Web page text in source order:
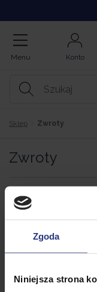
Zgoda
Niniejsza strona
Menu Konto
Sklep Zwroty
Zwroty
Wypełnij fomularz
ZWROTY –
32-590 Libiąż